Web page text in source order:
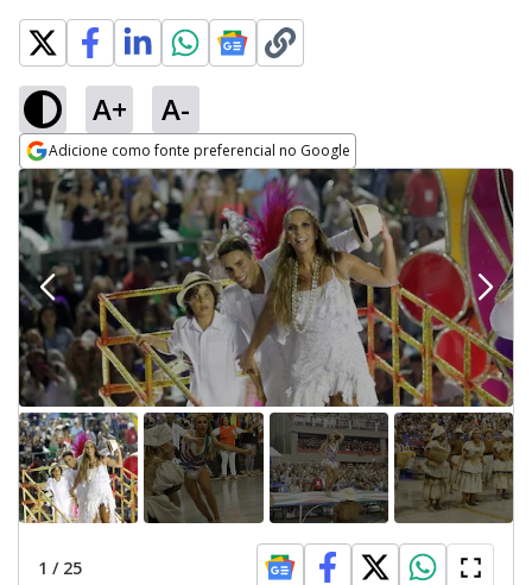
A+ A-
Adicione como fonte preferencial no Google
Opens in new window
1 / 25